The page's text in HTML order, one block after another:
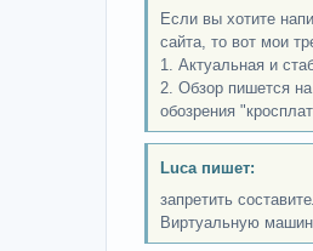
Если вы хотите
сайта, то вот мои
1. Актуальная и
2. Обзор пишется
обозрения
Luca пишет:
запретить
Виртуальную